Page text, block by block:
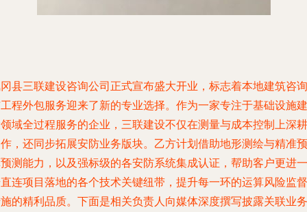
县三联建设咨询公司正式宣布盛大开业，标志着本地建筑咨询
程外包服务迎来了新的专业选择。作为一家专注于基础设施建
域全过程服务的企业，三联建设不仅在测量与成本控制上深耕
，还同步拓展安防业务版块。乙方计划借助地形测绘与精准预
测能力，以及强标级的各安防系统集成认证，帮助客户更进一
连项目落地的各个技术关键纽带，提升每一环的运算风险监督
的精利品质。下面是相关负责人向媒体深度撰写披露关联业务